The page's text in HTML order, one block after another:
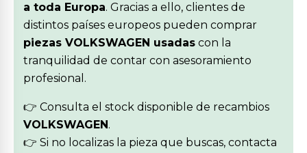
a toda Europa. Gracias a ello, clientes de
distintos países europeos pueden comprar
piezas VOLKSWAGEN usadas con la
tranquilidad de contar con asesoramiento
profesional.
👉 Consulta el stock disponible de recambios
VOLKSWAGEN.
👉 Si no localizas la pieza que buscas, contacta